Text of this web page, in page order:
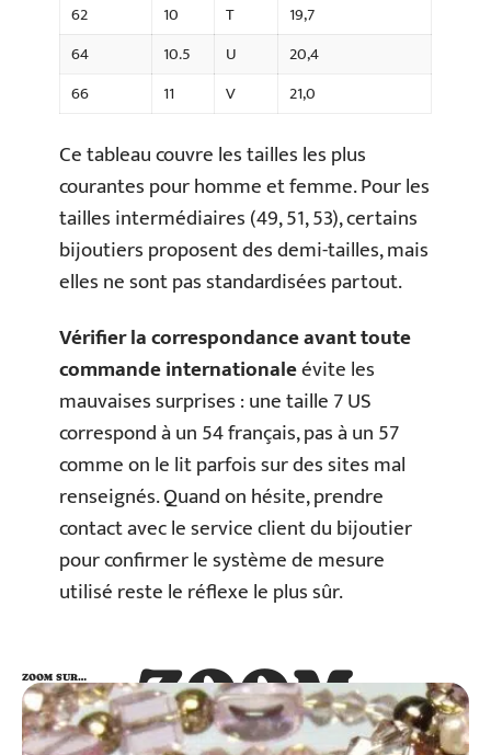
62
10 T
19,7
64
10.5 U
20,4
66
11 V 21,0
Ce tableau couvre les tailles les plus
courantes pour homme et femme. Pour les
tailles intermédiaires (49, 51, 53), certains
bijoutiers proposent des demi-tailles, mais
elles ne sont pas standardisées partout.
Vérifier la correspondance avant toute
commande internationaleévite les
mauvaises surprises : une taille 7 US
correspond à un 54 français, pas à un 57
comme on le lit parfois sur des sites mal
renseignés. Quand on hésite, prendre
contact avec le service client du bijoutier
pour confirmer le système de mesure
utilisé reste le réflexe le plus sûr.
ZOOM
SUR…
ZOOM SUR…